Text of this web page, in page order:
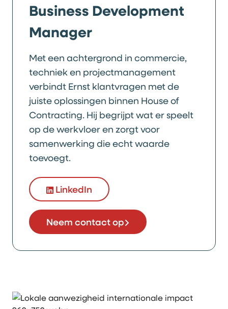
Business Development
Manager
Met een achtergrond in commercie,
techniek en projectmanagement
verbindt Ernst klantvragen met de
juiste oplossingen binnen House of
Contracting. Hij begrijpt wat er speelt
op de werkvloer en zorgt voor
samenwerking die echt waarde
toevoegt.
LinkedIn
Neem contact op